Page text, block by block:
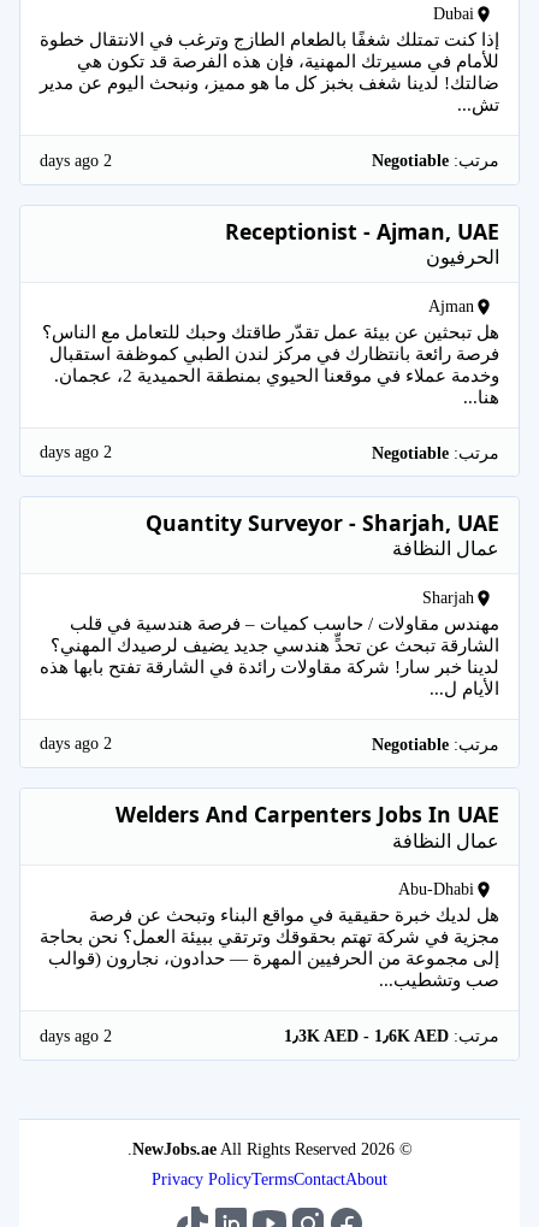
Dubai
إذا كنت تمتلك شغفًا بالطعام الطازج وترغب في الانتقال خطوة
للأمام في مسيرتك المهنية، فإن هذه الفرصة قد تكون هي
ضالتك! لدينا شغف بخبز كل ما هو مميز، ونبحث اليوم عن مدير
تش...
مرتب: 2 days ago
Receptionist - Ajman, UAE
الحرفيون
Ajman
هل تبحثين عن بيئة عمل تقدّر طاقتك وحبك للتعامل مع الناس؟
فرصة رائعة بانتظارك في مركز لندن الطبي كموظفة استقبال
وخدمة عملاء في موقعنا الحيوي بمنطقة الحميدية 2، عجمان.
هنا...
مرتب: 2 days ago
Quantity Surveyor - Sharjah, UAE
عمال النظافة
Sharjah
مهندس مقاولات / حاسب كميات – فرصة هندسية في قلب
الشارقة تبحث عن تحدٍّ هندسي جديد يضيف لرصيدك المهني؟
لدينا خبر سار! شركة مقاولات رائدة في الشارقة تفتح بابها هذه
الأيام ل...
مرتب: 2 days ago
Welders And Carpenters Jobs In UAE
عمال النظافة
Abu-Dhabi
هل لديك خبرة حقيقية في مواقع البناء وتبحث عن فرصة
مجزية في شركة تهتم بحقوقك وترتقي ببيئة العمل؟ نحن بحاجة
إلى مجموعة من الحرفيين المهرة — حدادون، نجارون (قوالب
صب وتشطيب...
مرتب: 2 days ago
© 2026
NewJobs.aeAll Rights Reserved.
About
Contact
Terms
Privacy Policy